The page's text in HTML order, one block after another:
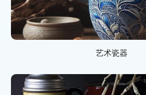
艺术瓷器